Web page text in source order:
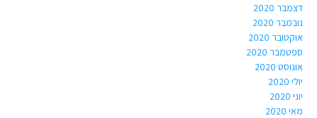
דצמבר 2020
נובמבר 2020
אוקטובר 2020
ספטמבר 2020
אוגוסט 2020
יולי 2020
יוני 2020
מאי 2020